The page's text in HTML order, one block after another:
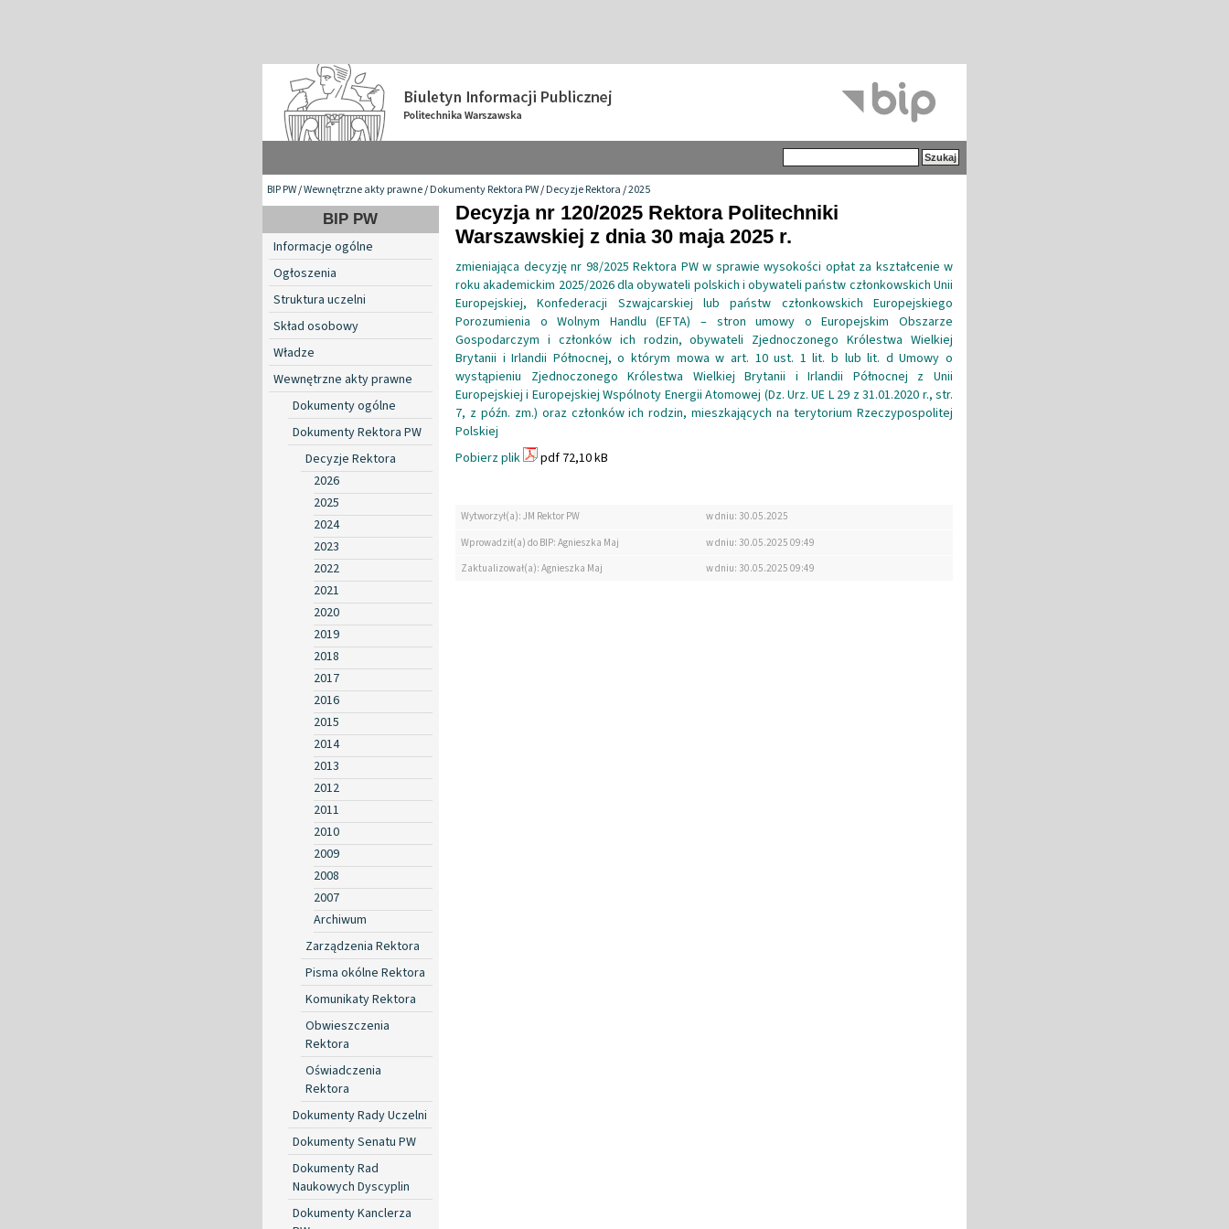
BIP PW/Wewnętrzne akty prawne/Dokumenty Rektora PW/Decyzje Rektora/2025
BIP PW
Informacje ogólne
Ogłoszenia
Struktura uczelni
Skład osobowy
Władze
Wewnętrzne akty prawne
Dokumenty ogólne
Dokumenty Rektora PW
Decyzje Rektora
2026
2025
2024
2023
2022
2021
2020
2019
2018
2017
2016
2015
2014
2013
2012
2011
2010
2009
2008
2007
Archiwum
Zarządzenia Rektora
Pisma okólne Rektora
Komunikaty Rektora
Obwieszczenia
Rektora
Oświadczenia
Rektora
Dokumenty Rady Uczelni
Dokumenty Senatu PW
Dokumenty Rad
Naukowych Dyscyplin
Dokumenty Kanclerza
Decyzja nr 120/2025 Rektora Politechniki
Warszawskiej z dnia 30 maja 2025 r.
zmieniająca decyzję nr 98/2025 Rektora PW w sprawie wysokości opłat za kształcenie w
roku akademickim 2025/2026 dla obywateli polskich i obywateli państw członkowskich Unii
Europejskiej, Konfederacji Szwajcarskiej lub państw członkowskich Europejskiego
Porozumienia o Wolnym Handlu (EFTA) – stron umowy o Europejskim Obszarze
Gospodarczym i członków ich rodzin, obywateli Zjednoczonego Królestwa Wielkiej
Brytanii i Irlandii Północnej, o którym mowa w art. 10 ust. 1 lit. b lub lit. d Umowy o
wystąpieniu Zjednoczonego Królestwa Wielkiej Brytanii i Irlandii Północnej z Unii
Europejskiej i Europejskiej Wspólnoty Energii Atomowej (Dz. Urz. UE L 29 z 31.01.2020 r., str.
7, z późn. zm.) oraz członków ich rodzin, mieszkających na terytorium Rzeczypospolitej
Polskiej
Pobierz plik
pdf 72,10 kB
Wytworzył(a): JM Rektor PW
w dniu: 30.05.2025
Wprowadził(a) do BIP: Agnieszka Maj
w dniu: 30.05.2025 09:49
Zaktualizował(a): Agnieszka Maj
w dniu: 30.05.2025 09:49